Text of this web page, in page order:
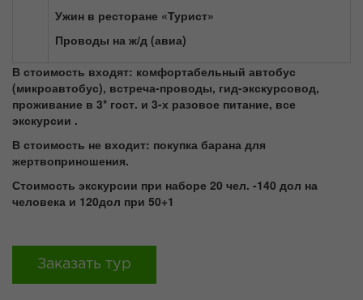
Ужин в ресторане «Турист»
Проводы на ж/д (авиа)
В стоимость входят: комфортабельный автобус
(микроавтобус), встреча-проводы, гид-экскурсовод,
проживание в 3* гост. и 3-х разовое питание, все
экскурсии .
В стоимость не входит: покупка барана для
жертвоприношения.
Стоимость экскурсии при наборе 20 чел. -140 дол на
человека и 120дол при 50+1
Заказать тур